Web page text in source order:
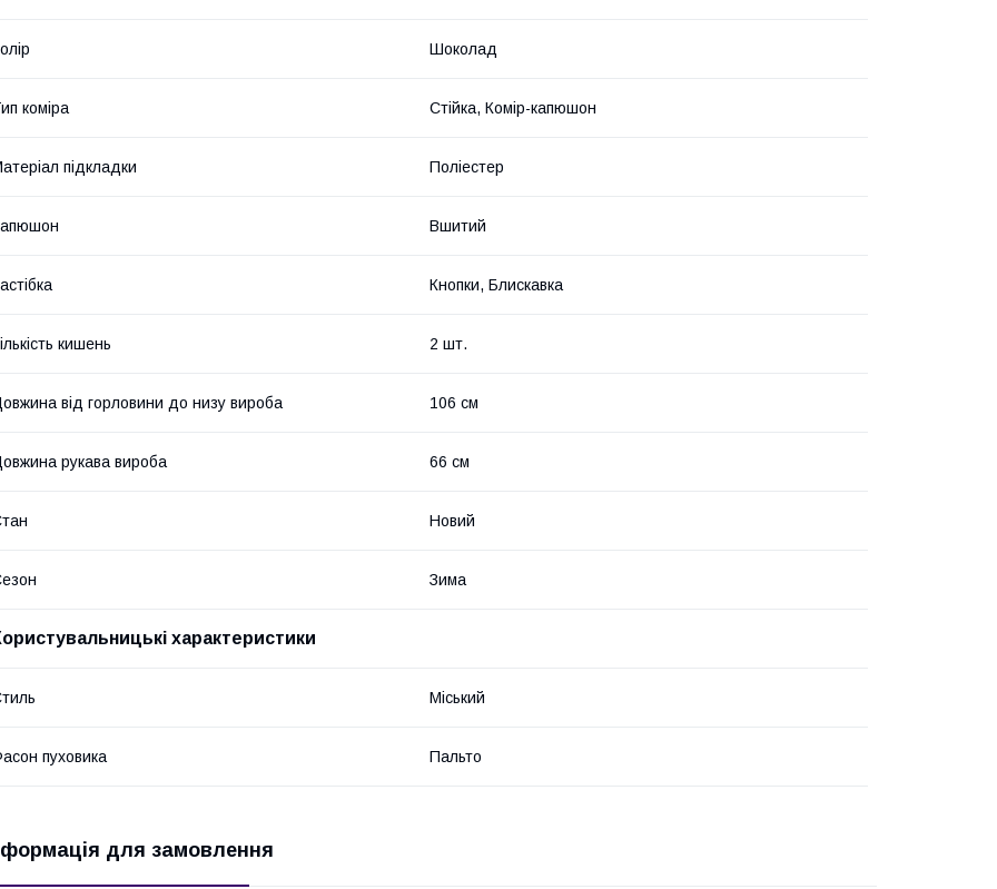
Шоколад
коміра Стійка, Комір-капюшон
підкладки Поліестер
Вшитий
Кнопки, Блискавка
кишень 2 шт.
від горловини до низу вироба 106 см
рукава вироба 66 см
Новий
Зима
характеристики
Міський
пуховика Пальто
для замовлення